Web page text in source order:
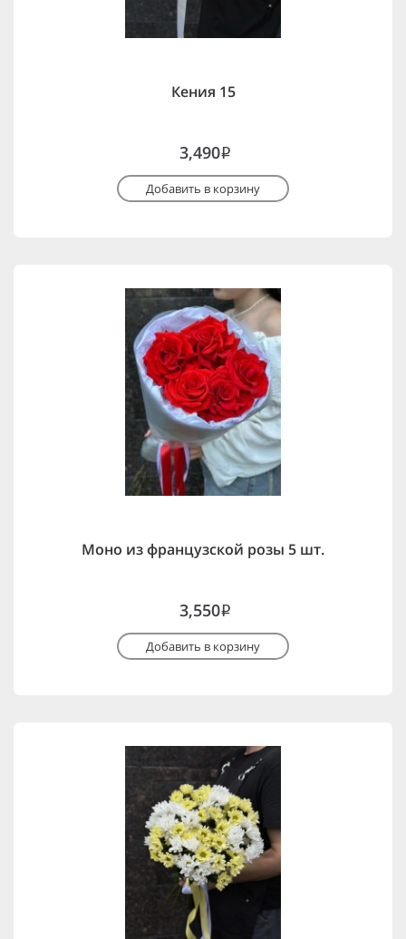
Кения 15
3,490i
Добавить в корзину
Моно из французской розы 5 шт.
3,550i
Добавить в корзину